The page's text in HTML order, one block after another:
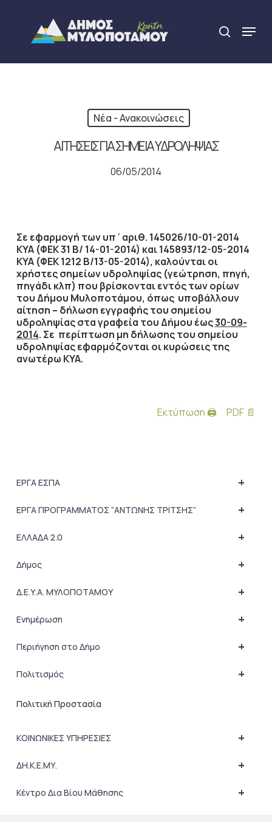
content
search
Menu
Νέα - Ανακοινώσεις
ΑΙΤΗΣΕΙΣ ΓΙΑ ΣΗΜΕΙΑ ΥΔΡΟΛΗΨΙΑΣ
06/05/2014
Σε εφαρμογή των υπ΄αριθ. 145026/10-01-2014
ΚΥΑ (ΦΕΚ 31 Β/ 14-01-2014) και 145893/12-05-2014
ΚΥΑ (ΦΕΚ 1212 Β/13-05-2014), καλούνται οι
χρήστες σημείων υδροληψίας (γεώτρηση, πηγή,
πηγάδι κλπ) που βρίσκονται εντός των ορίων
του Δήμου Μυλοποτάμου, όπως υποβάλλουν
αίτηση – δήλωση εγγραφής του σημείου
υδροληψίας στα γραφεία του Δήμου έως30-09-
2014. Σε περίπτωση μη δήλωσης του σημείου
υδροληψίας εφαρμόζονται οι κυρώσεις της
ανωτέρω ΚΥΑ.
Εκτύπωση 🖨 PDF 📄
+
ΕΡΓΑ ΕΣΠΑ
+
ΕΡΓΑ ΠΡΟΓΡΑΜΜΑΤΟΣ “ΑΝΤΩΝΗΣ ΤΡΙΤΣΗΣ”
+
ΕΛΛΑΔΑ 2.0
+
Δήμος
+
Δ.Ε.Υ.Α. ΜΥΛΟΠΟΤΑΜΟΥ
+
Ενημέρωση
+
Περιήγηση στο Δήμο
+
Πολιτισμός
Πολιτική Προστασία
+
ΚΟΙΝΩΝΙΚΕΣ ΥΠΗΡΕΣΙΕΣ
+
ΔΗ.Κ.Ε.ΜΥ.
+
Κέντρο Δια Βίου Μάθησης
Close